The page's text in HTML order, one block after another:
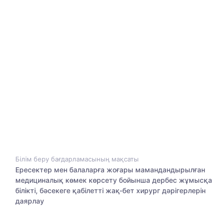
Білім беру бағдарламасының мақсаты
Ересектер мен балаларға жоғары мамандандырылған
медициналық көмек көрсету бойынша дербес жұмысқа
білікті, бәсекеге қабілетті жақ-бет хирург дәрігерлерін
даярлау